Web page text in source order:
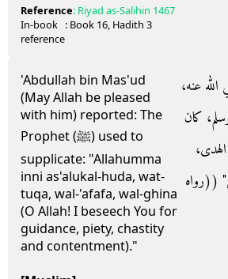
Reference: Riyad as-Salihin 1467
In-book
reference
: Book 16, Hadith 3
'Abdullah bin Mas'ud
(May Allah be pleased
with him) reported: The
Prophet (ﷺ) used to
supplicate: "Allahumma
inni as'alukal-huda, wat-
tuqa, wal-'afafa, wal-ghina
(O Allah! I beseech You for
guidance, piety, chastity
and contentment)."
عنه،
كان
‏(‏‏(‏رواه